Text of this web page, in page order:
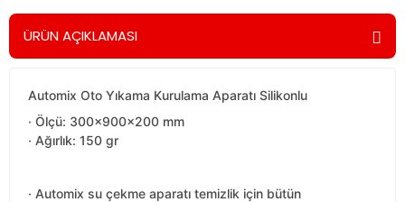
ÜRÜN AÇIKLAMASI
Automix Oto Yıkama Kurulama Aparatı Silikonlu
· Ölçü: 300x900x200 mm
· Ağırlık: 150 gr
· Automix su çekme aparatı temizlik için bütün